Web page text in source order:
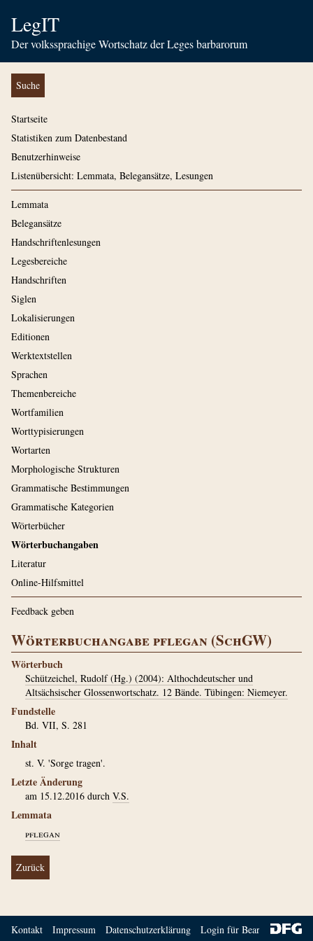
LegIT
Der volkssprachige Wortschatz der Leges barbarorum
Suche
Startseite
Statistiken zum Datenbestand
Benutzerhinweise
Listenübersicht: Lemmata, Belegansätze, Lesungen
Lemmata
Belegansätze
Handschriftenlesungen
Legesbereiche
Handschriften
Siglen
Lokalisierungen
Editionen
Werktextstellen
Sprachen
Themenbereiche
Wortfamilien
Worttypisierungen
Wortarten
Morphologische Strukturen
Grammatische Bestimmungen
Grammatische Kategorien
Wörterbücher
Wörterbuchangaben
Literatur
Online-Hilfsmittel
Feedback geben
Wörterbuchangabe pflegan (SchGW)
Wörterbuch
Schützeichel, Rudolf (Hg.) (2004): Althochdeutscher und
Altsächsischer Glossenwortschatz. 12 Bände. Tübingen: Niemeyer.
Fundstelle
Bd. VII, S. 281
Inhalt
st. V. 'Sorge tragen'.
Letzte Änderung
am 15.12.2016 durch V.S.
Lemmata
pflegan
Zurück
Kontakt Impressum Datenschutzerklärung Login für Bearbeiter